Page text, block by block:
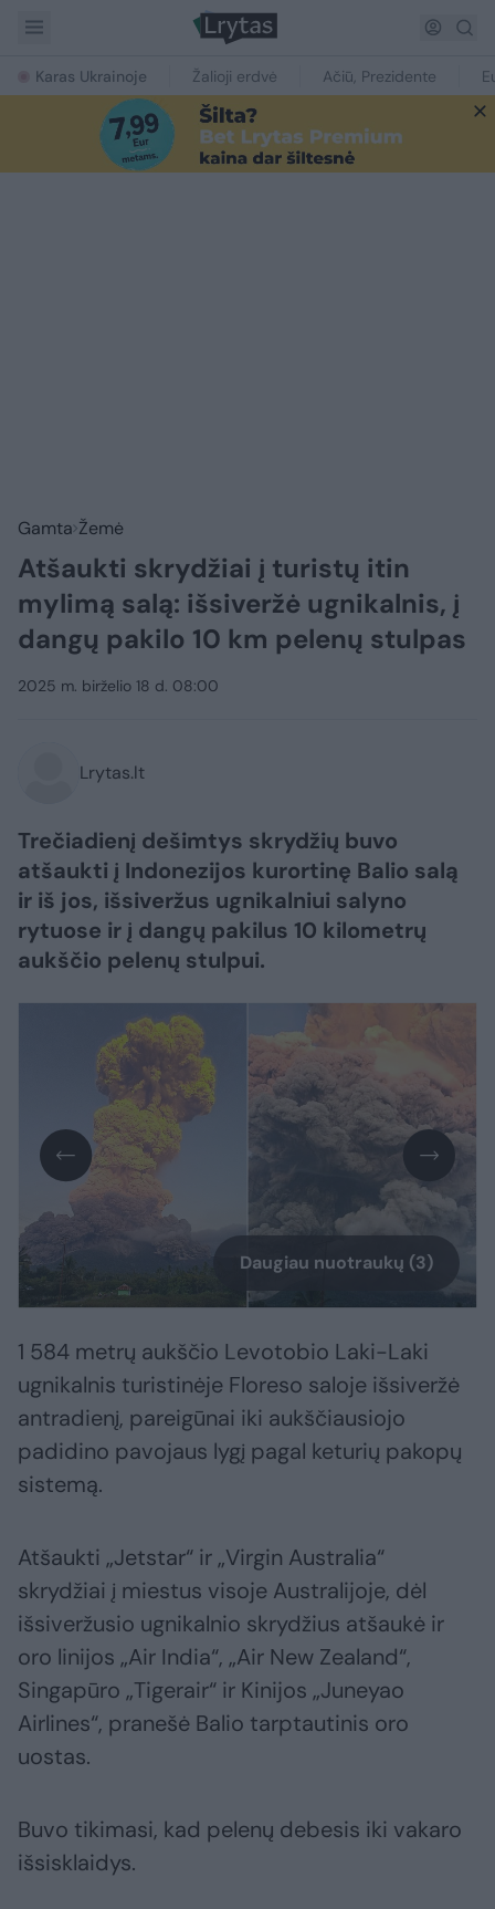
Karas Ukrainoje Žalioji erdvė Ačiū, Prezidente
Gamta Žemė
Atšaukti skrydžiai į turistų itin
mylimą salą: išsiveržė ugnikalnis, į
dangų pakilo 10 km pelenų stulpas
2025 m. birželio 18 d. 08:00
Lrytas.lt
Trečiadienį dešimtys skrydžių buvo
atšaukti į Indonezijos kurortinę Balio salą
ir iš jos, išsiveržus ugnikalniui salyno
rytuose ir į dangų pakilus 10 kilometrų
aukščio pelenų stulpui.
Daugiau nuotraukų (3)
1 584 metrų aukščio Levotobio Laki-Laki
ugnikalnis turistinėje Floreso saloje išsiveržė
antradienį, pareigūnai iki aukščiausiojo
padidino pavojaus lygį pagal keturių pakopų
sistemą.
Atšaukti „Jetstar“ ir „Virgin Australia“
skrydžiai į miestus visoje Australijoje, dėl
išsiveržusio ugnikalnio skrydžius atšaukė ir
oro linijos „Air India“, „Air New Zealand“,
Singapūro „Tigerair“ ir Kinijos „Juneyao
Airlines“, pranešė Balio tarptautinis oro
uostas.
Buvo tikimasi, kad pelenų debesis iki vakaro
išsisklaidys.